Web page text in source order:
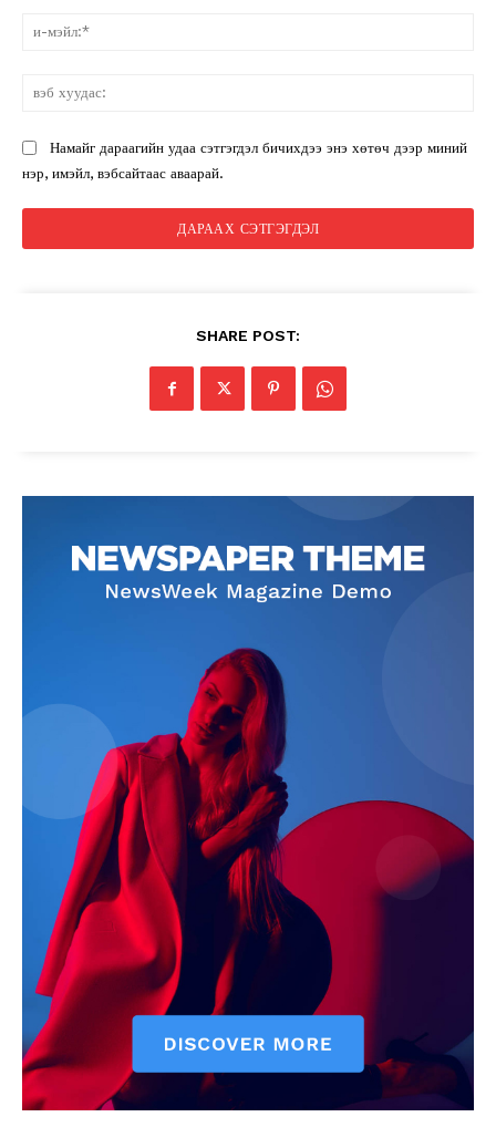
Намайг дараагийн удаа сэтгэгдэл бичихдээ энэ хөтөч дээр миний
нэр, имэйл, вэбсайтаас аваарай.
SHARE POST: